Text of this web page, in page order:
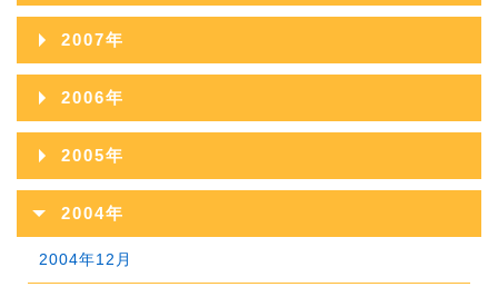
2017年01月
2016年02月
2016年01月
2015年03月
2015年02月
2015年01月
2014年05月
2014年03月
2014年02月
2014年01月
2013年06月
2013年05月
2013年03月
2013年02月
2013年01月
2012年07月
2012年06月
2012年05月
2012年03月
2012年02月
2011年08月
2011年07月
2011年06月
2011年05月
2010年10月
2010年09月
2010年08月
2010年07月
2010年06月
2010年05月
2009年11月
2009年10月
2009年09月
2009年08月
2009年07月
2009年06月
2008年12月
2008年11月
2008年10月
2008年09月
2008年08月
2008年07月
2007年
2007年12月
2007年11月
2007年10月
2007年09月
2007年08月
2006年
2006年12月
2006年11月
2006年10月
2005年
2005年12月
2004年
2004年12月